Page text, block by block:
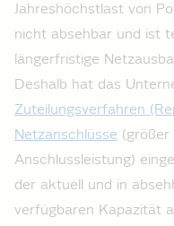
Jahreshöchstlast von
nicht absehbar und ist
längerfristige
Deshalb hat das
Zuteilungsverfahren
Netzanschlüsse
Anschlussleistung)
der aktuell und in
verfügbaren Kapazität